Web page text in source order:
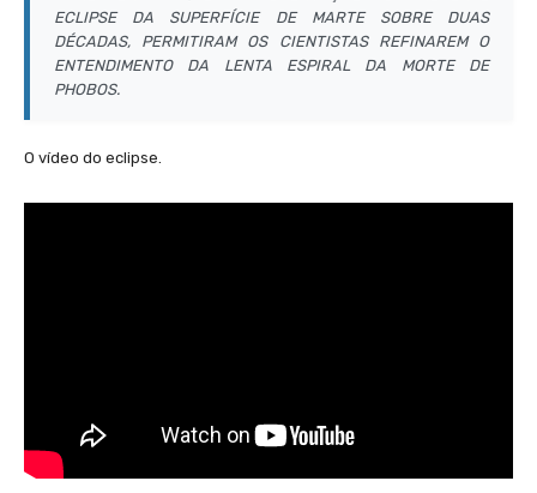
ECLIPSE DA SUPERFÍCIE DE MARTE SOBRE DUAS
DÉCADAS, PERMITIRAM OS CIENTISTAS REFINAREM O
ENTENDIMENTO DA LENTA ESPIRAL DA MORTE DE
PHOBOS.
O vídeo do eclipse.